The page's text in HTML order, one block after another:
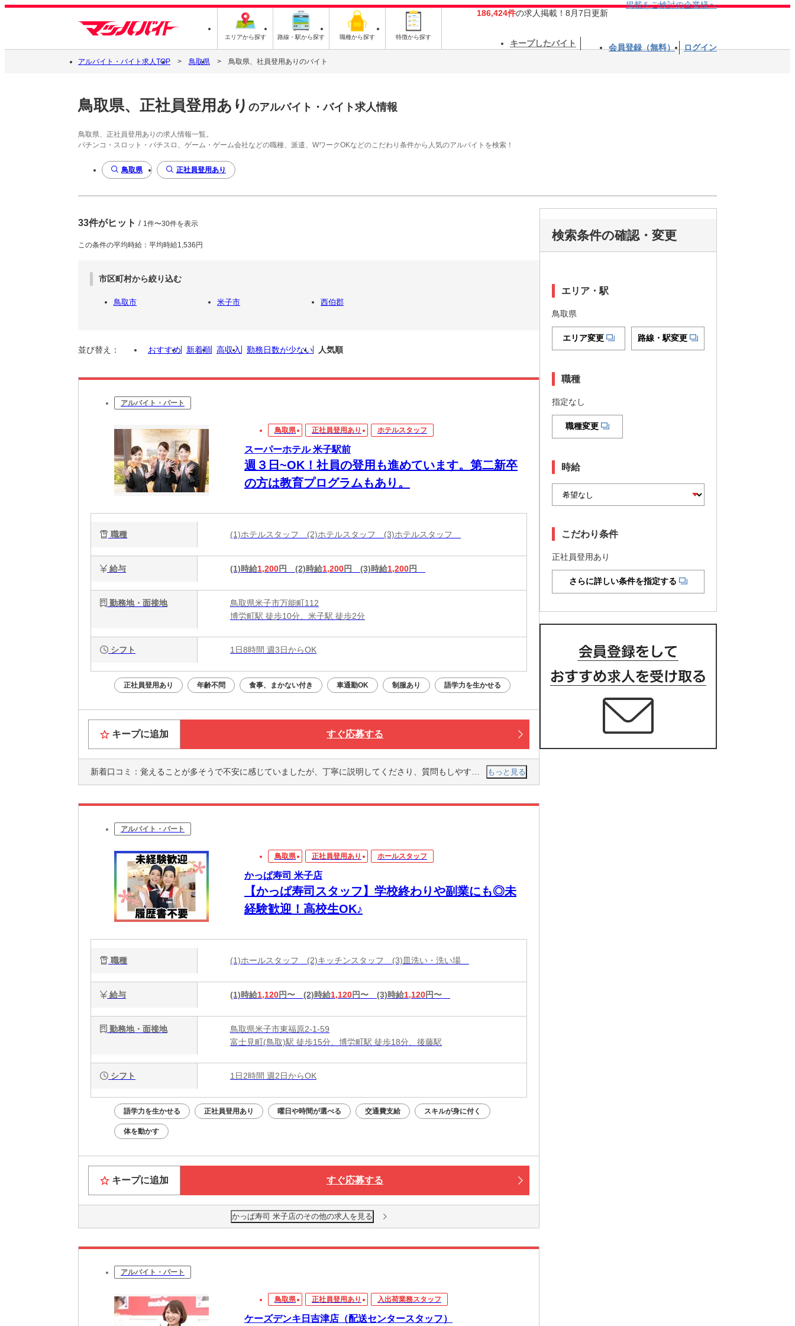
エリアから探す 路線・駅から探す 職種から探す 特徴から探す
186,424件の求人掲載！8月7日更新
掲載をご検討の企業様へ
キープしたバイト 会員登録（無料） ログイン
アルバイト・バイト求人TOP 鳥取県 鳥取県、社員登用ありのバイト
鳥取県、正社員登用あり のアルバイト・バイト求人情報
鳥取県、正社員登用ありの求人情報一覧。
パチンコ・スロット・パチスロ、ゲーム・ゲーム会社などの職種、派遣、WワークOKなどのこだわり条件から人気のアルバイトを検索！
鳥取県 正社員登用あり
33件がヒット / 1件〜30件を表示
この条件の平均時給：平均時給1,536円
市区町村から絞り込む
鳥取市 米子市 西伯郡
並び替え： おすすめ 新着順 高収入 勤務日数が少ない 人気順
アルバイト・パート
鳥取県 正社員登用あり ホテルスタッフ
スーパーホテル 米子駅前
週３日~OK！社員の登用も進めています。第二新卒
の方は教育プログラムもあり。
職種 (1)ホテルスタッフ (2)ホテルスタッフ (3)ホテルスタッフ
給与 (1)時給1,200円 (2)時給1,200円 (3)時給1,200円
勤務地・面接地
鳥取県米子市万能町112
博労町駅 徒歩10分、米子駅 徒歩2分
シフト 1日8時間 週3日からOK
正社員登用あり 年齢不問 食事、まかない付き 車通勤OK 制服あり 語学力を生かせる
キープに追加 すぐ応募する
新着口コミ： 覚えることが多そうで不安に感じていましたが、丁寧に説明してくださり、質問もしやすい雰囲気なので、安心して研修を受けられます。 もっと見る
アルバイト・パート
鳥取県 正社員登用あり ホールスタッフ
かっぱ寿司 米子店
【かっぱ寿司スタッフ】学校終わりや副業にも◎未
経験歓迎！高校生OK♪
職種 (1)ホールスタッフ (2)キッチンスタッフ (3)皿洗い・洗い場
給与 (1)時給1,120円〜 (2)時給1,120円〜 (3)時給1,120円〜
勤務地・面接地
鳥取県米子市東福原2-1-59
富士見町(鳥取)駅 徒歩15分、博労町駅 徒歩18分、後藤駅
シフト 1日2時間 週2日からOK
語学力を生かせる 正社員登用あり 曜日や時間が選べる 交通費支給 スキルが身に付く
体を動かす
キープに追加 すぐ応募する
かっぱ寿司 米子店のその他の求人を見る
アルバイト・パート
鳥取県 正社員登用あり 入出荷業務スタッフ
ケーズデンキ日吉津店（配送センタースタッフ）
検索条件の確認・変更
エリア・駅
鳥取県
エリア変更 路線・駅変更
職種
指定なし
職種変更
時給
こだわり条件
正社員登用あり
さらに詳しい条件を指定する